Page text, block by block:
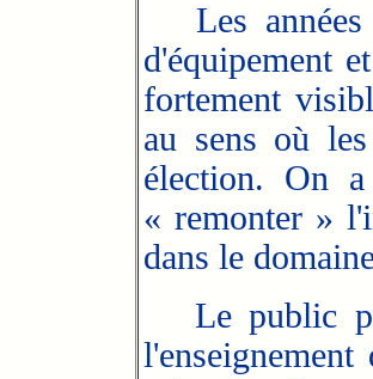
Les
d'équipement
fortement
au sens où
élection. On
« remonter »
dans le
Le public
l'enseignement